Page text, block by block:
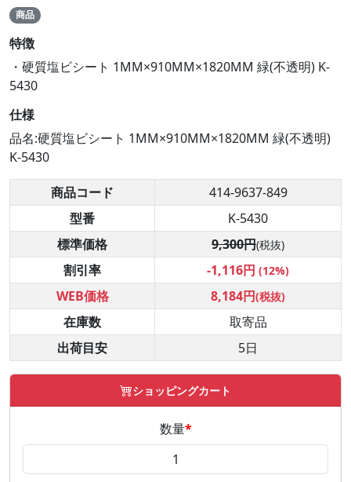
商品
特徴
・硬質塩ビシート 1MM×910MM×1820MM 緑(不透明) K-
5430
仕様
品名:硬質塩ビシート 1MM×910MM×1820MM 緑(不透明)
K-5430
商品コード
414-9637-849
型番
K-5430
標準価格
9,300円(税抜)
割引率 -1,116円 (12%)
WEB価格 8,184円(税抜)
在庫数
取寄品
出荷目安
5日
ショッピングカート
数量*